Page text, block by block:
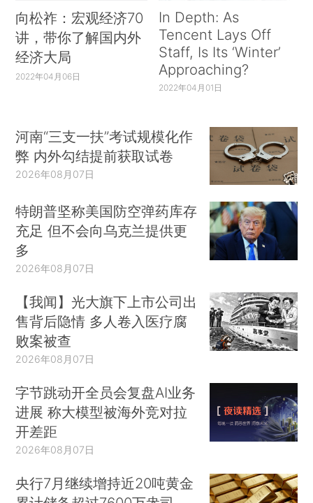
向松祚：宏观经济70
讲，带你了解国内外
经济大局
2022年04月06日
In Depth: As
Tencent Lays Off
Staff, Is Its ‘Winter’
Approaching?
2022年04月01日
河南“三支一扶”考试规模化作
弊 内外勾结提前获取试卷
2026年08月07日
特朗普坚称美国防空弹药库存
充足 但不会向乌克兰提供更
多
2026年08月07日
【我闻】光大旗下上市公司出
售背后隐情 多人卷入医疗腐
败案被查
2026年08月07日
字节跳动开全员会复盘AI业务
进展 称大模型被海外竞对拉
开差距
2026年08月07日
央行7月继续增持近20吨黄金